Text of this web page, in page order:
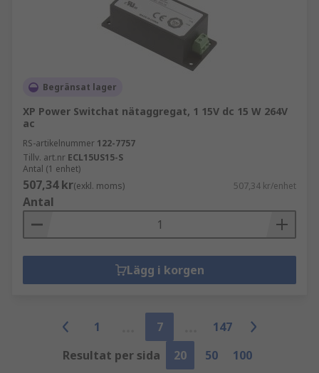
Begränsat lager
XP Power Switchat nätaggregat, 1 15V dc 15 W 264V
ac
RS-artikelnummer 122-7757
Tillv. art.nr ECL15US15-S
Antal (1 enhet)
507,34 kr(exkl. moms) 507,34 kr/enhet
Antal
Lägg i korgen
1 7
147
Resultat per sida
20 50 100